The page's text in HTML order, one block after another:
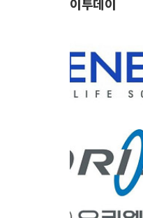
이투데이